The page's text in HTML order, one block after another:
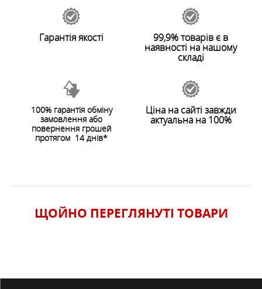
ЗАЛИШИТИ ВІДГУК
Гарантія якості 99,9% товарів є в
наявності на нашому
складі
100% гарантія обміну
замовлення або
повернення грошей
протягом 14 днів*
Ціна на сайті завжди
актуальна на 100%
ЩОЙНО ПЕРЕГЛЯНУТI ТОВАРИ